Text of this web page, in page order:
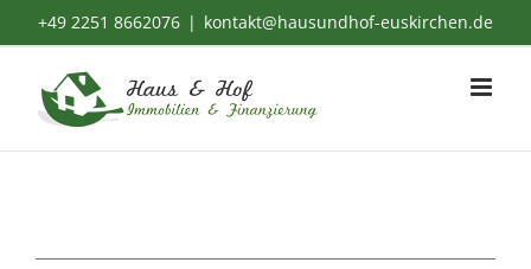
springen
+49 2251 8662076 | kontakt@hausundhof-euskirchen.de